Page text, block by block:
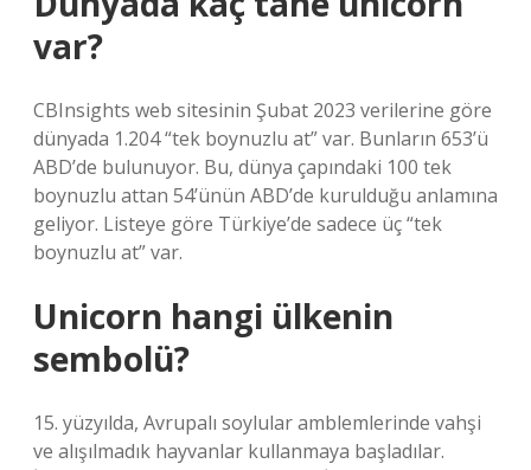
var?
CBInsights web sitesinin Şubat 2023 verilerine göre
dünyada 1.204 “tek boynuzlu at” var. Bunların 653’ü
ABD’de bulunuyor. Bu, dünya çapındaki 100 tek
boynuzlu attan 54’ünün ABD’de kurulduğu anlamına
geliyor. Listeye göre Türkiye’de sadece üç “tek
boynuzlu at” var.
Unicorn hangi ülkenin
sembolü?
15. yüzyılda, Avrupalı ​​soylular amblemlerinde vahşi
ve alışılmadık hayvanlar kullanmaya başladılar.